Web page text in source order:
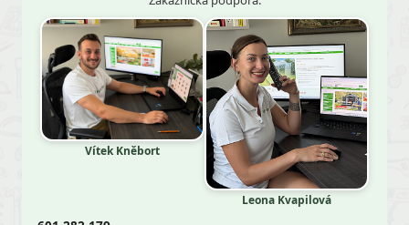
Vítek Kněbort
Leona Kvapilová